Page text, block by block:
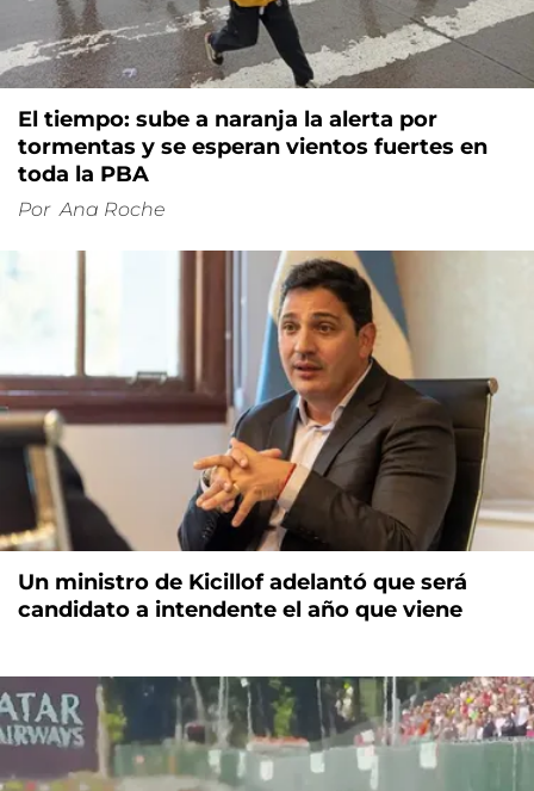
El tiempo: sube a naranja la alerta por
tormentas y se esperan vientos fuertes en
toda la PBA
Por Ana Roche
Un ministro de Kicillof adelantó que será
candidato a intendente el año que viene